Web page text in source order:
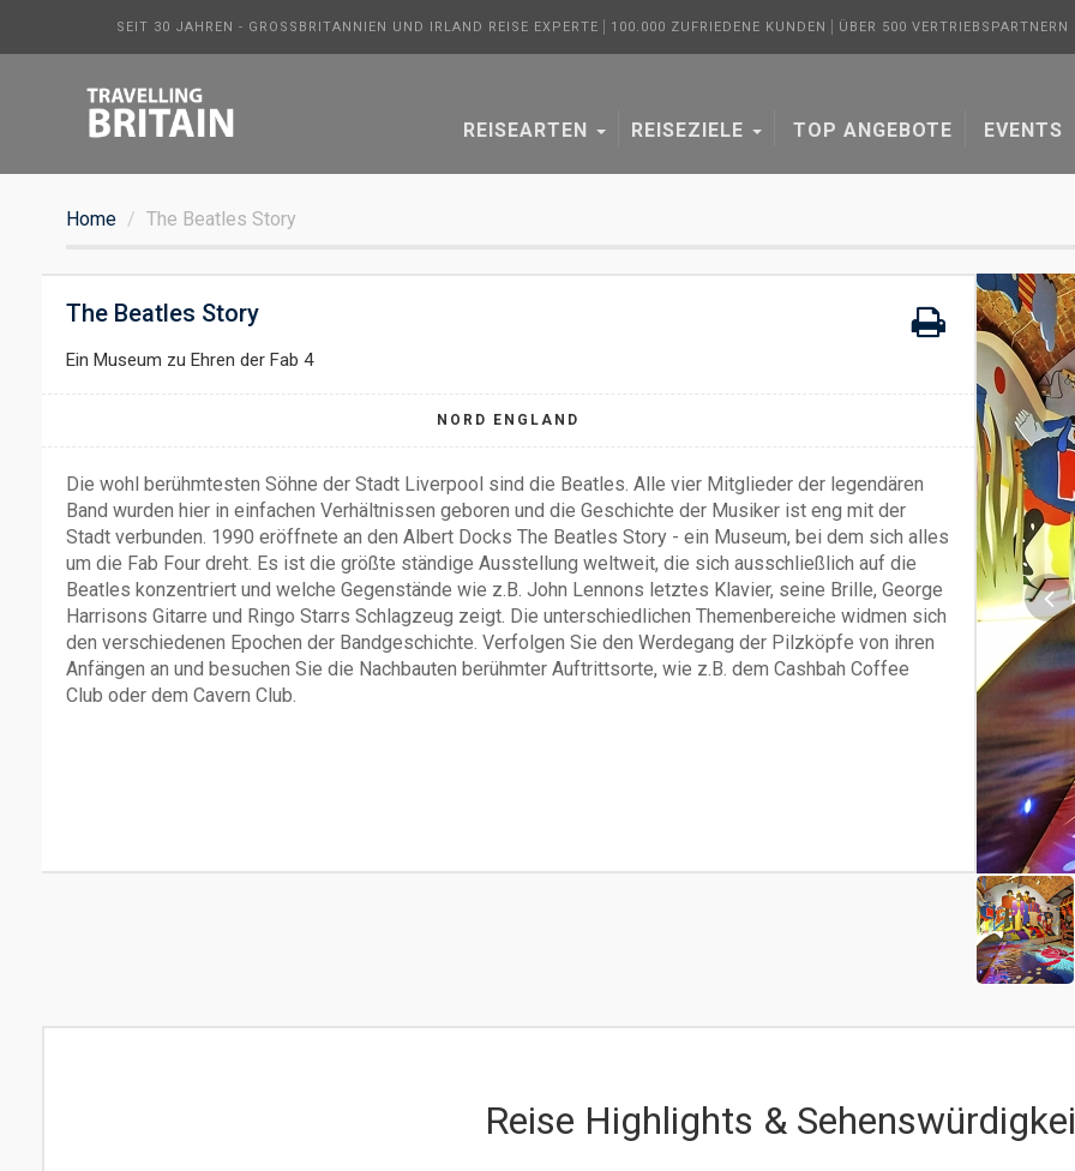
SEIT 30 JAHREN - GROSSBRITANNIEN UND IRLAND REISE EXPERTE 100.000 ZUFRIEDENE KUNDEN ÜBER 500
REISEARTEN REISEZIELE TOP ANGEBOTE EVENTS
Home The Beatles Story
The Beatles Story
Ein Museum zu Ehren der Fab 4
NORD ENGLAND
Die wohl berühmtesten Söhne der Stadt Liverpool sind die Beatles. Alle vier Mitglieder der legendären
Band wurden hier in einfachen Verhältnissen geboren und die Geschichte der Musiker ist eng mit der
Stadt verbunden. 1990 eröffnete an den Albert Docks The Beatles Story - ein Museum, bei dem sich alles
um die Fab Four dreht. Es ist die größte ständige Ausstellung weltweit, die sich ausschließlich auf die
Beatles konzentriert und welche Gegenstände wie z.B. John Lennons letztes Klavier, seine Brille, George
Harrisons Gitarre und Ringo Starrs Schlagzeug zeigt. Die unterschiedlichen Themenbereiche widmen sich
den verschiedenen Epochen der Bandgeschichte. Verfolgen Sie den Werdegang der Pilzköpfe von ihren
Anfängen an und besuchen Sie die Nachbauten berühmter Auftrittsorte, wie z.B. dem Cashbah Coffee
Club oder dem Cavern Club.
Reise Highlights &